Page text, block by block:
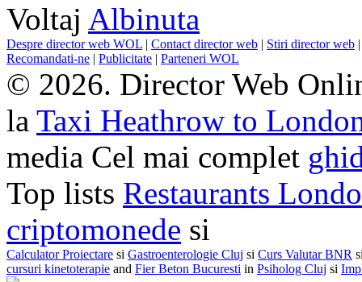
Voltaj Albinuta
Despre director web WOL | Contact director web | Stiri director web
Recomandati-ne | Publicitate | Parteneri WOL
© 2026. Director Web
la Taxi Heathrow to
media Cel mai complet
Top lists Restaurants
criptomonede si
Calculator Proiectare si Gastroenterologie Cluj si Curs Valutar BNR
cursuri kinetoterapie and Fier Beton Bucuresti in Psiholog Cluj si